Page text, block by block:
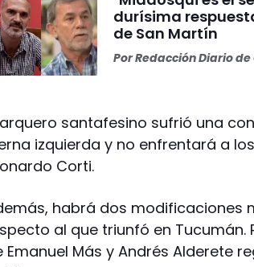
durísima
de San Martín
PorRedacción Diario de
arquero santafesino sufrió una
izquierda y no enfrentará a
Corti.
habrá dos modificaciones
al que triunfó en Tucumán.
Emanuel Más y Andrés Alderete